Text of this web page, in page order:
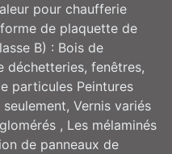
pour chaufferie
de plaquette de
B) : Bois de
déchetteries, fenêtres,
particules Peintures
Vernis variés
, Les mélaminés
de panneaux de